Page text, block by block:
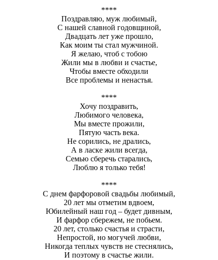
****
Поздравляю, муж любимый,
С нашей славной годовщиной,
Двадцать лет уже прошло,
Как моим ты стал мужчиной.
Я желаю, чтоб с тобою
Жили мы в любви и счастье,
Чтобы вместе обходили
Все проблемы и ненастья.
****
Хочу поздравить,
Любимого человека,
Мы вместе прожили,
Пятую часть века.
Не сорились, не дрались,
А в ласке жили всегда,
Семью сберечь старались,
Люблю я только тебя!
****
С днем фарфоровой свадьбы любимый,
20 лет мы отметим вдвоем,
Юбилейный наш год – будет дивным,
И фарфор сбережем, не побьем.
20 лет, столько счастья и страсти,
Непростой, но могучей любви,
Никогда теплых чувств не стеснялись,
И поэтому в счастье жили.